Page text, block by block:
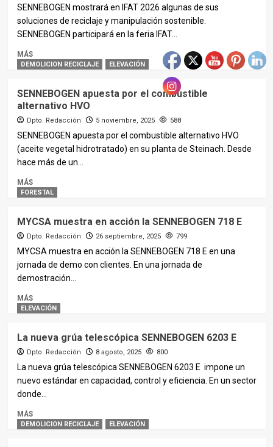
SENNEBOGEN mostrará en IFAT 2026 algunas de sus
soluciones de reciclaje y manipulación sostenible.
SENNEBOGEN participará en la feria IFAT...
MÁS
DEMOLICION RECICLAJE ELEVACIÓN
SENNEBOGEN apuesta por el combustible
alternativo HVO
Dpto. Redacción 5 noviembre, 2025 588
SENNEBOGEN apuesta por el combustible alternativo HVO
(aceite vegetal hidrotratado) en su planta de Steinach. Desde
hace más de un...
MÁS
FORESTAL
MYCSA muestra en acción la SENNEBOGEN 718 E
Dpto. Redacción 26 septiembre, 2025 799
MYCSA muestra en acción la SENNEBOGEN 718 E en una
jornada de demo con clientes. En una jornada de
demostración...
MÁS
ELEVACIÓN
La nueva grúa telescópica SENNEBOGEN 6203 E
Dpto. Redacción 8 agosto, 2025 800
La nueva grúa telescópica SENNEBOGEN 6203 E impone un
nuevo estándar en capacidad, control y eficiencia. En un sector
donde...
MÁS
DEMOLICION RECICLAJE ELEVACIÓN